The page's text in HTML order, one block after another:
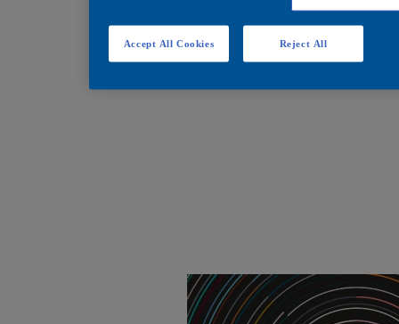
Reject All
Accept All Cookies